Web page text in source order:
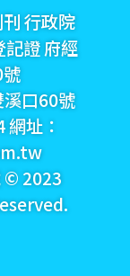
行政院
證 府經
口60號
址：
© 2023